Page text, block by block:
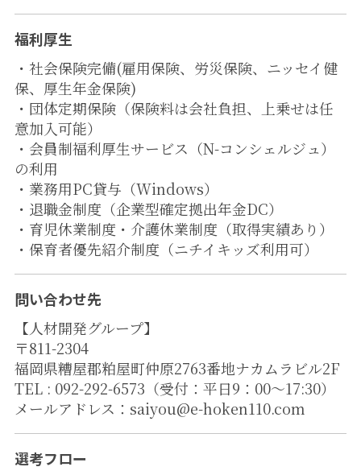
福利厚生
・社会保険完備(雇用保険、労災保険、ニッセイ健
保、厚生年金保険)
・団体定期保険（保険料は会社負担、上乗せは任
意加入可能）
・会員制福利厚生サービス（N-コンシェルジュ）
の利用
・業務用PC貸与（Windows）
・退職金制度（企業型確定拠出年金DC）
・育児休業制度・介護休業制度（取得実績あり）
・保育者優先紹介制度（ニチイキッズ利用可）
問い合わせ先
【人材開発グループ】
〒811-2304
福岡県糟屋郡粕屋町仲原2763番地ナカムラビル2F
TEL : 092-292-6573（受付：平日9：00～17:30）
メールアドレス：saiyou@e-hoken110.com
選考フロー